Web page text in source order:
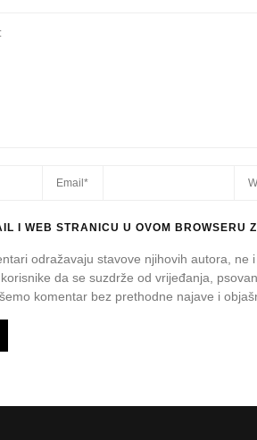
I WEB STRANICU U OVOM BROWSERU
odražavaju stavove njihovih autora, ne
da se suzdrže od vrijeđanja,
komentar bez prethodne najave i